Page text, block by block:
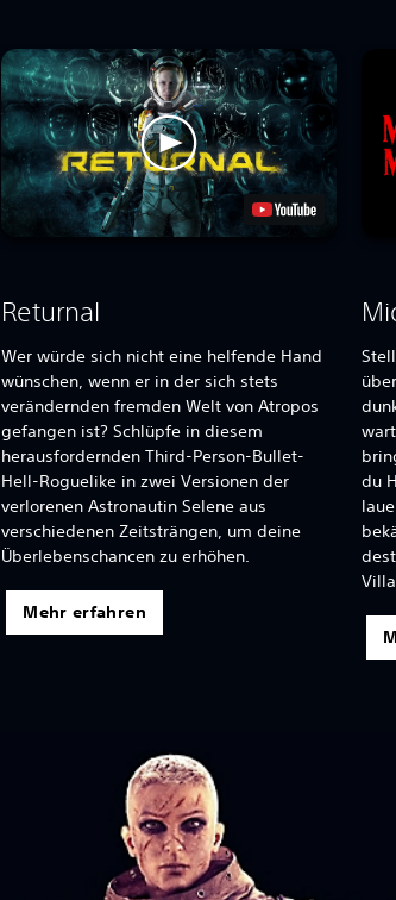
Returnal
Wer würde sich nicht eine helfende Hand
wünschen, wenn er in der sich stets
verändernden fremden Welt von Atropos
gefangen ist? Schlüpfe in diesem
herausfordernden Third-Person-Bullet-
Hell-Roguelike in zwei Versionen der
verlorenen Astronautin Selene aus
verschiedenen Zeitsträngen, um deine
Überlebenschancen zu erhöhen.
Mehr erfahren
du